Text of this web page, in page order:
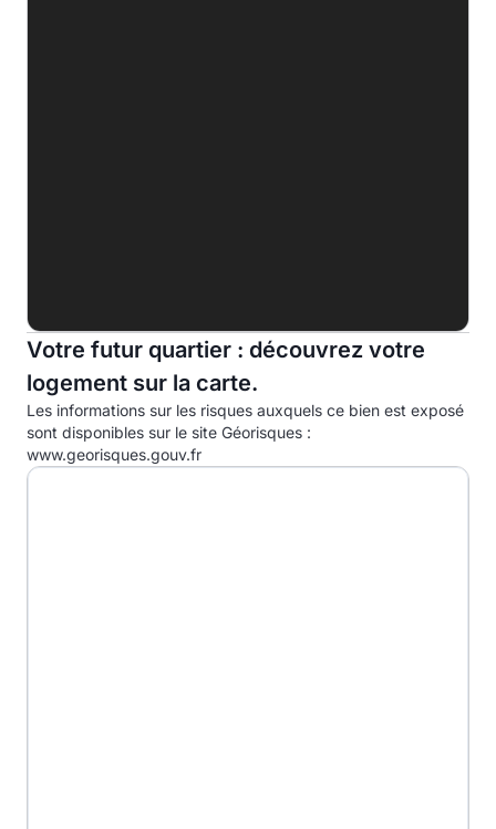
C
D
E
F
Votre futur quartier : découvrez votre
logement sur la carte.
Les informations sur les risques auxquels ce bien est exposé
sont disponibles sur le site Géorisques :
www.georisques.gouv.fr